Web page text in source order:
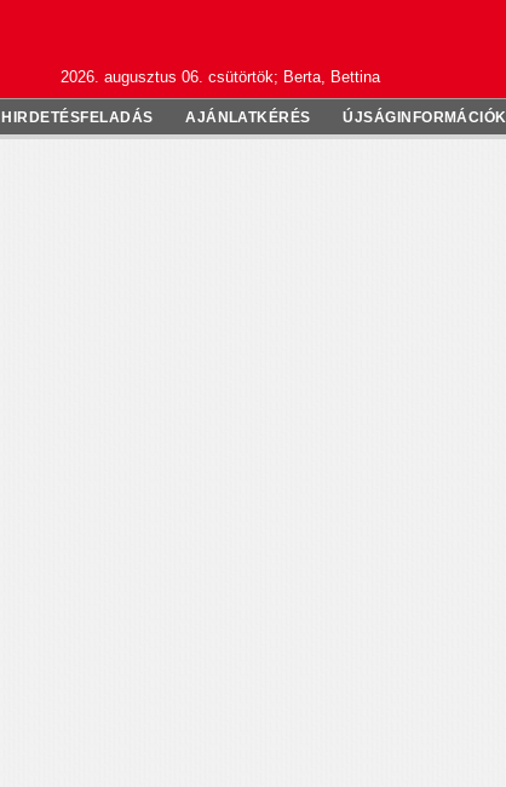
2026. augusztus 06. csütörtök; Berta, Bettina
HIRDETÉSFELADÁS AJÁNLATKÉRÉS ÚJSÁGINFORMÁCIÓK